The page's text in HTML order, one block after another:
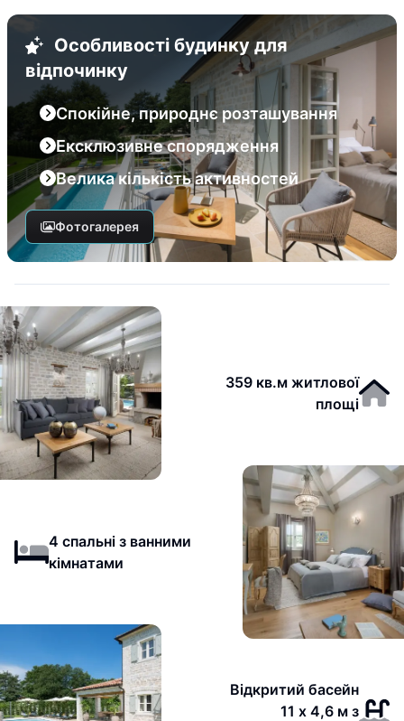
Особливості будинку для
відпочинку
Спокійне, природнє розташування
Ексклюзивне спорядження
Велика кількість активностей
Фотогалерея
359 кв.м житлової
площі
4 спальні з ванними
кімнатами
Відкритий басейн
11 х 4,6 м з